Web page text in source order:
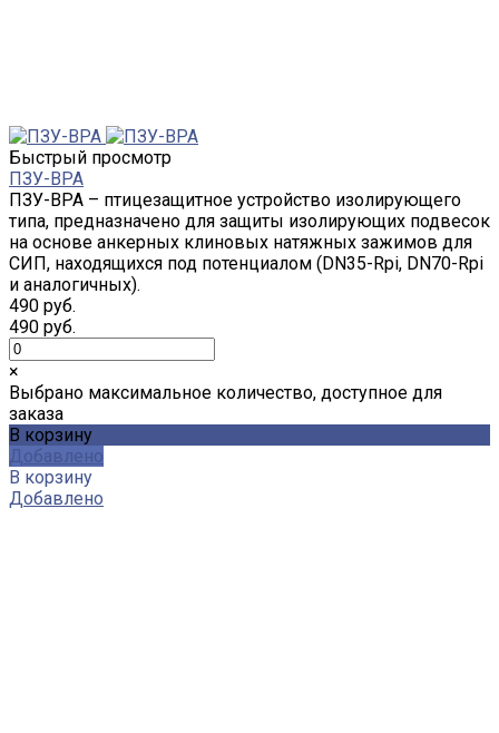
Быстрый просмотр
ПЗУ-BPA
ПЗУ-BPA – птицезащитное устройство изолирующего
типа, предназначено для защиты изолирующих подвесок
на основе анкерных клиновых натяжных зажимов для
СИП, находящихся под потенциалом (DN35-Rpi, DN70-Rpi
и аналогичных).
490 руб.
490 руб.
×
Выбрано максимальное количество, доступное для
заказа
В корзину
Добавлено
В корзину
Добавлено